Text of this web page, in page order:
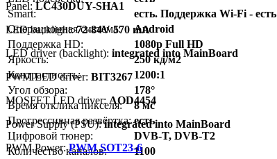
Smart:
есть. Поддержка Wi-Fi - есть
Операционная система:
Android
Поддержка HD:
1080p Full HD
Яркость:
250 кд/м2
Контрастность:
1200:1
Угол обзора:
178°
Время отклика пикселя:
8 мс
Прогрессивная развёртка: есть
Цифровой тюнер:
DVB-T, DVB-T2
Количество каналов:
1100
Panel:LC430DUY-SHA1
LED backlight:72-84V 570 mA
LED driver (backlight): integrated into MainBoard
PWM LED driver: BIT3267
MOSFET LED driver: AOD4454
Power Supply (PSU):integrated into MainBoard
PWM Power:PWM SOT23-6